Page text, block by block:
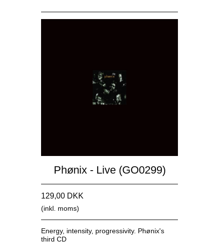
Phønix - Live (GO0299)
129,00 DKK
(inkl. moms)
Energy, intensity, progressivity. Phønix's
third CD